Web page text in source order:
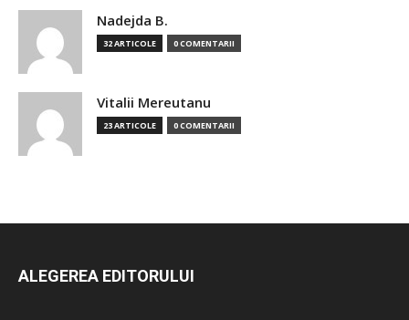
Nadejda B.
32 ARTICOLE 0 COMENTARII
Vitalii Mereutanu
23 ARTICOLE 0 COMENTARII
ALEGEREA EDITORULUI